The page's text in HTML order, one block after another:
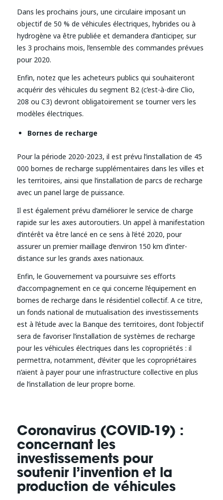
Dans les prochains jours, une circulaire imposant un
objectif de 50 % de véhicules électriques, hybrides ou à
hydrogène va être publiée et demandera d’anticiper, sur
les 3 prochains mois, l’ensemble des commandes prévues
pour 2020.
Enfin, notez que les acheteurs publics qui souhaiteront
acquérir des véhicules du segment B2 (c’est-à-dire Clio,
208 ou C3) devront obligatoirement se tourner vers les
modèles électriques.
Bornes de recharge
Pour la période 2020-2023, il est prévu l’installation de 45
000 bornes de recharge supplémentaires dans les villes et
les territoires, ainsi que l’installation de parcs de recharge
avec un panel large de puissance.
Il est également prévu d’améliorer le service de charge
rapide sur les axes autoroutiers. Un appel à manifestation
d’intérêt va être lancé en ce sens à l’été 2020, pour
assurer un premier maillage d’environ 150 km d’inter-
distance sur les grands axes nationaux.
Enfin, le Gouvernement va poursuivre ses efforts
d’accompagnement en ce qui concerne l’équipement en
bornes de recharge dans le résidentiel collectif. A ce titre,
un fonds national de mutualisation des investissements
est à l’étude avec la Banque des territoires, dont l’objectif
sera de favoriser l’installation de systèmes de recharge
pour les véhicules électriques dans les copropriétés : il
permettra, notamment, d’éviter que les copropriétaires
n’aient à payer pour une infrastructure collective en plus
de l’installation de leur propre borne.
Coronavirus (COVID-19) :
concernant les
investissements pour
soutenir l’invention et la
production de véhicules